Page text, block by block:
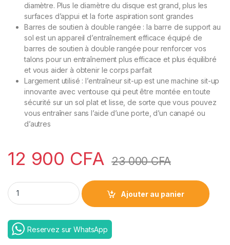
diamètre. Plus le diamètre du disque est grand, plus les
surfaces d’appui et la forte aspiration sont grandes
Barres de soutien à double rangée : la barre de support au
sol est un appareil d’entraînement efficace équipé de
barres de soutien à double rangée pour renforcer vos
talons pour un entraînement plus efficace et plus équilibré
et vous aider à obtenir le corps parfait
Largement utilisé : l’entraîneur sit-up est une machine sit-up
innovante avec ventouse qui peut être montée en toute
sécurité sur un sol plat et lisse, de sorte que vous pouvez
vous entraîner sans l’aide d’une porte, d’un canapé ou
d’autres
12 900 CFA 23 000CFA
Sit up double ventouse + 2rmb/pieces transport | Offres
Ajouter au panier
Reservez sur WhatsApp